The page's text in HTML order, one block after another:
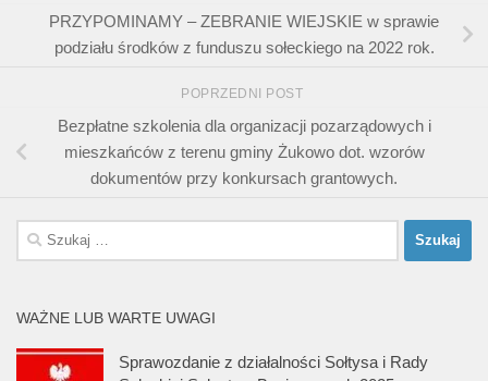
PRZYPOMINAMY – ZEBRANIE WIEJSKIE w sprawie
podziału środków z funduszu sołeckiego na 2022 rok.
POPRZEDNI POST
Bezpłatne szkolenia dla organizacji pozarządowych i
mieszkańców z terenu gminy Żukowo dot. wzorów
dokumentów przy konkursach grantowych.
Szukaj:
WAŻNE LUB WARTE UWAGI
Sprawozdanie z działalności Sołtysa i Rady